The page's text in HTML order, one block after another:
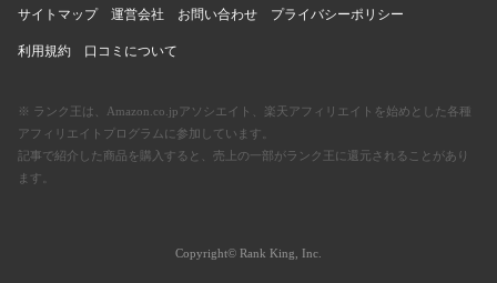
サイトマップ 運営会社 お問い合わせ プライバシーポリシー
利用規約 口コミについて
※ ランク王は、Amazon.co.jpアソシエイト、楽天アフィリエイトを始めとした各種
アフィリエイトプログラムに参加しています。
記事で紹介した商品を購入すると、売上の一部がランク王に還元されることがあり
ます。
Copyright© Rank King, Inc.